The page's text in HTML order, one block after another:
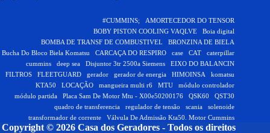
#CUMMINS;
AMORTECEDOR DO TENSOR
BOBY PISTON COOLING VAQLVE
Boia digital
BOMBA DE TRANSF DE COMBUSTIVEL
BRONZINA DE BIELA
Bucha Do Bloco Biela Komatsu
CARCAÇA DO RESPIRO case CAT
caterpillar
cummins
deep sea Disjuntor 3tr 2500a Siemens
EIXO DO BALANCIN
FILTROS
FLEETGUARD gerador gerador de energia HIMOINSA
komatsu
KTA50
LOCAÇÃO mangueira multi r6 MTU
módulo controlador
módulo partida
Placa Sam De Motor Mtu - X00e50200176 QSK60
QST30
quadro de transferencia
regulador de tensão scania
solenoide
transformador de corrente
Válvula De Admissão Kta50. Motor Cummins
Copyright © 2026 Casa dos Geradores - Todos os direitos